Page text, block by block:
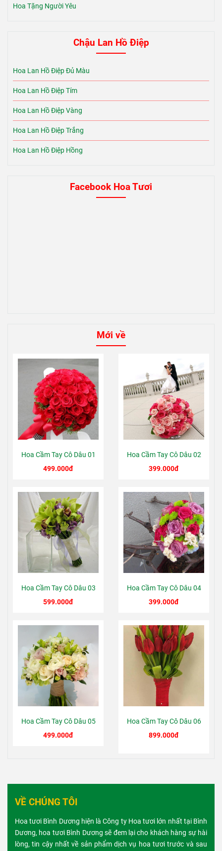
Hoa Tặng Người Yêu
Chậu Lan Hồ Điệp
Hoa Lan Hồ Điệp Đủ Màu
Hoa Lan Hồ Điệp Tím
Hoa Lan Hồ Điệp Vàng
Hoa Lan Hồ Điệp Trắng
Hoa Lan Hồ Điệp Hồng
Facebook Hoa Tươi
Mới về
Hoa Cầm Tay Cô Dâu 01
499.000đ
Hoa Cầm Tay Cô Dâu 02
399.000đ
Hoa Cầm Tay Cô Dâu 03
599.000đ
Hoa Cầm Tay Cô Dâu 04
399.000đ
Hoa Cầm Tay Cô Dâu 05
499.000đ
Hoa Cầm Tay Cô Dâu 06
899.000đ
VỀ CHÚNG TÔI
Hoa tươi Bình Dương hiện là Công ty Hoa tươi lớn nhất tại Bình
Dương, hoa tươi Bình Dương sẽ đem lại cho khách hàng sự hài
lòng, tin cậy nhất về sản phẩm dịch vụ hoa tươi trước và sau